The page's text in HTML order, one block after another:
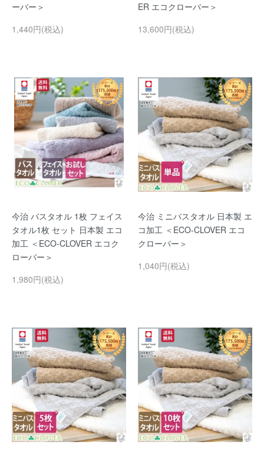
ーバー＞
1,440円(税込)
ER エコクローバー＞
13,600円(税込)
今治 バスタオル 1枚 フェイス
タオル1枚 セット 日本製 エコ
加工 ＜ECO-CLOVER エコク
ローバー＞
1,980円(税込)
今治 ミニバスタオル 日本製 エ
コ加工 ＜ECO-CLOVER エコ
クローバー＞
1,040円(税込)